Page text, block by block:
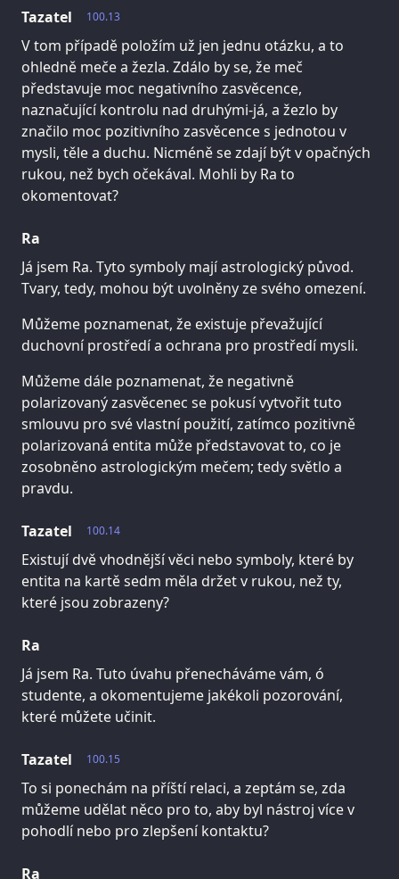
100.13
Tazatel
V tom případě položím už jen jednu otázku, a to
ohledně meče a žezla. Zdálo by se, že meč
představuje moc negativního zasvěcence,
naznačující kontrolu nad druhými-já, a žezlo by
značilo moc pozitivního zasvěcence s jednotou v
mysli, těle a duchu. Nicméně se zdají být v opačných
rukou, než bych očekával. Mohli by Ra to
okomentovat?
Ra
Já jsem Ra. Tyto symboly mají astrologický původ.
Tvary, tedy, mohou být uvolněny ze svého omezení.
Můžeme poznamenat, že existuje převažující
duchovní prostředí a ochrana pro prostředí mysli.
Můžeme dále poznamenat, že negativně
polarizovaný zasvěcenec se pokusí vytvořit tuto
smlouvu pro své vlastní použití, zatímco pozitivně
polarizovaná entita může představovat to, co je
zosobněno astrologickým mečem; tedy světlo a
pravdu.
100.14
Tazatel
Existují dvě vhodnější věci nebo symboly, které by
entita na kartě sedm měla držet v rukou, než ty,
které jsou zobrazeny?
Ra
Já jsem Ra. Tuto úvahu přenecháváme vám, ó
studente, a okomentujeme jakékoli pozorování,
které můžete učinit.
100.15
Tazatel
To si ponechám na příští relaci, a zeptám se, zda
můžeme udělat něco pro to, aby byl nástroj více v
pohodlí nebo pro zlepšení kontaktu?
Ra